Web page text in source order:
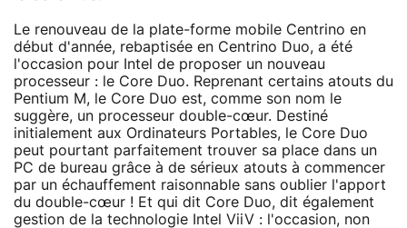
Le renouveau de la plate-forme mobile Centrino en
début d'année, rebaptisée en Centrino Duo, a été
l'occasion pour Intel de proposer un nouveau
processeur : le Core Duo. Reprenant certains atouts du
Pentium M, le Core Duo est, comme son nom le
suggère, un processeur double-cœur. Destiné
initialement aux Ordinateurs Portables, le Core Duo
peut pourtant parfaitement trouver sa place dans un
PC de bureau grâce à de sérieux atouts à commencer
par un échauffement raisonnable sans oublier l'apport
du double-cœur ! Et qui dit Core Duo, dit également
gestion de la technologie Intel ViiV : l'occasion, non